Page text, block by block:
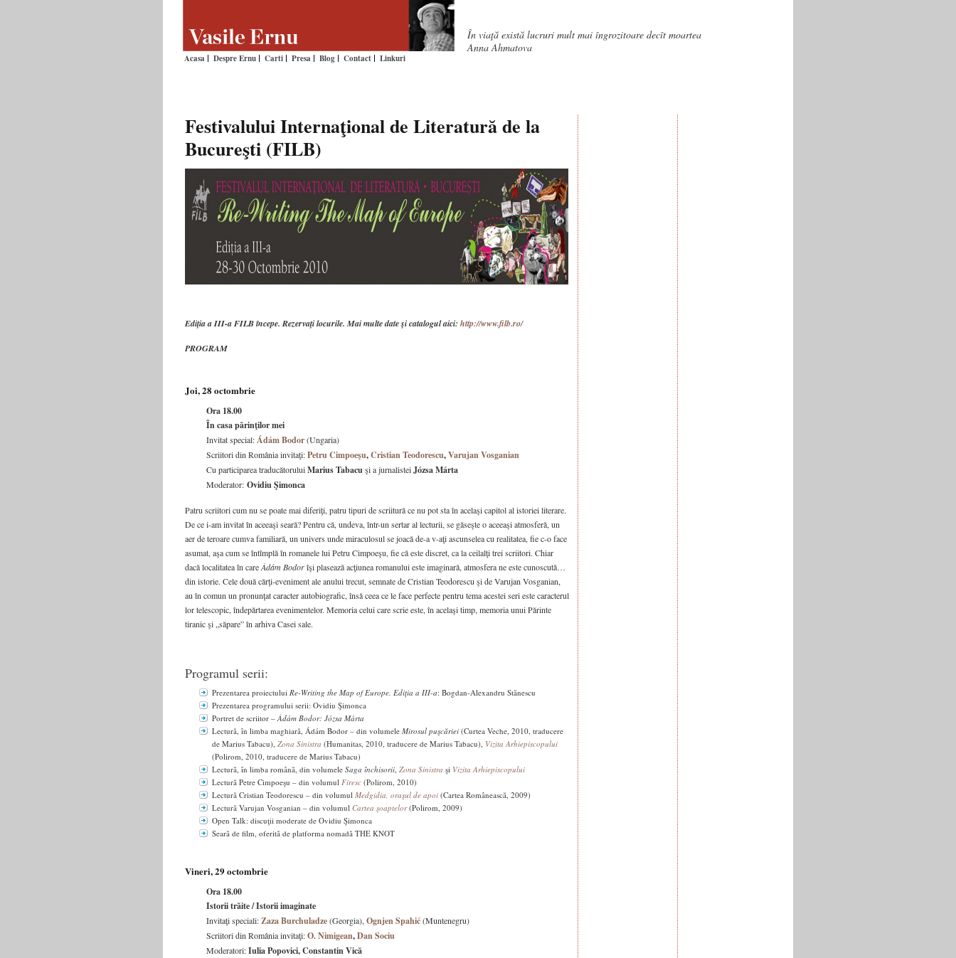
Acasa Despre Ernu Carti Presa Blog Contact Linkuri
În viaţă există lucruri mult mai îngrozitoare decît moartea
Anna Ahmatova
Festivalului Internaţional de Literatură de la
Bucureşti (FILB)
Ediţia a III-a FILB începe. Rezervaţi locurile. Mai multe date şi catalogul aici: http://www.filb.ro/
PROGRAM
Joi, 28 octombrie
Ora 18.00
În casa părinţilor mei
Invitat special:Ádám Bodor(Ungaria)
Scriitori din România invitaţi:Petru Cimpoeşu,Cristian Teodorescu,Varujan Vosganian
Cu participarea traducătoruluiMarius Tabacuşi a jurnalisteiJózsa Márta
Moderator: Ovidiu Şimonca
Patru scriitori cum nu se poate mai diferiţi, patru tipuri de scriitură ce nu pot sta în acelaşi capitol al istoriei literare.
De ce i-am invitat în aceeaşi seară? Pentru că, undeva, într-un sertar al lecturii, se găseşte o aceeaşi atmosferă, un
aer de teroare cumva familiară, un univers unde miraculosul se joacă de-a v-aţi ascunselea cu realitatea, fie c-o face
asumat, aşa cum se întîmplă în romanele lui Petru Cimpoeşu, fie că este discret, ca la ceilalţi trei scriitori. Chiar
dacă localitatea în careÁdám Bodorîşi plasează acţiunea romanului este imaginară, atmosfera ne este cunoscută…
din istorie. Cele două cărţi-eveniment ale anului trecut, semnate de Cristian Teodorescu şi de Varujan Vosganian,
au în comun un pronunţat caracter autobiografic, însă ceea ce le face perfecte pentru tema acestei seri este caracterul
lor telescopic, îndepărtarea evenimentelor. Memoria celui care scrie este, în acelaşi timp, memoria unui Părinte
tiranic şi „săpare” în arhiva Casei sale.
Programul serii:
Prezentarea proiectului Re-Writing the Map of Europe. Ediţia a III-a: Bogdan-Alexandru Stănescu
Prezentarea programului serii: Ovidiu Şimonca
Portret de scriitor –Ádám Bodor: Józsa Márta
Lectură, în limba maghiară, Ádám Bodor – din volumele Mirosul puşcăriei (Curtea Veche, 2010, traducere
de Marius Tabacu), Zona Sinistra (Humanitas, 2010, traducere de Marius Tabacu), Vizita Arhiepiscopului
(Polirom, 2010, traducere de Marius Tabacu)
Lectură, în limba română, din volumele Saga închisorii, Zona Sinistra şi Vizita Arhiepiscopului
Lectură Petre Cimpoeşu – din volumul Firesc (Polirom, 2010)
Lectură Cristian Teodorescu – din volumul Medgidia, oraşul de apoi (Cartea Românească, 2009)
Lectură Varujan Vosganian – din volumul Cartea şoaptelor(Polirom, 2009)
Open Talk: discuţii moderate de Ovidiu Şimonca
Seară de film, oferită de platforma nomadă THE KNOT
Vineri, 29 octombrie
Ora 18.00
Istorii trăite / Istorii imaginate
Invitaţi speciali:Zaza Burchuladze(Georgia), Ognjen Spahić(Muntenegru)
Scriitori din România invitaţi:O. Nimigean,Dan Sociu
Moderatori:Iulia Popovici, Constantin Vică